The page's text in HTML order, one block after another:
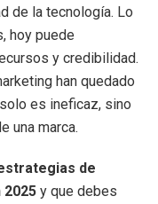
de la tecnología. Lo
hoy puede
y credibilidad.
han quedado
es ineficaz, sino
una marca.
de
y que debes